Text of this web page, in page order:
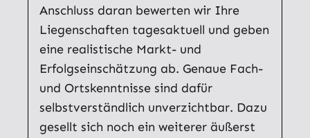
Anschluss daran bewerten wir Ihre
Liegenschaften tagesaktuell und geben
eine realistische Markt- und
Erfolgseinschätzung ab. Genaue Fach-
und Ortskenntnisse sind dafür
selbstverständlich unverzichtbar. Dazu
gesellt sich noch ein weiterer äußerst